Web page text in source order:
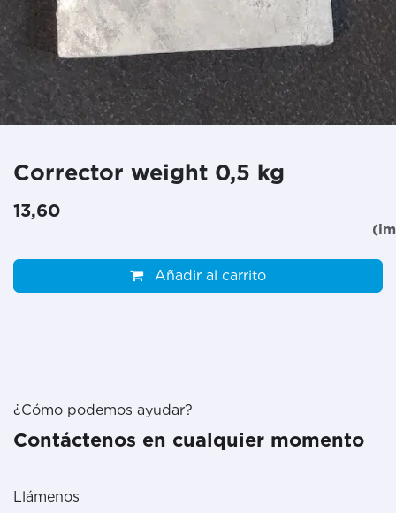
Corrector weight 0,5 kg
13,60
Añadir al carrito
¿Cómo podemos ayudar?
Contáctenos en cualquier momento
Llámenos